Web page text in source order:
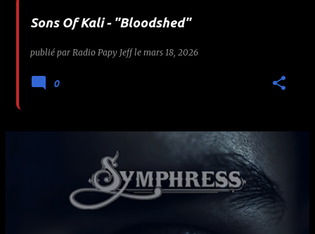
Sons Of Kali - "Bloodshed"
publié par Radio Papy Jeff le mars 18, 2026
0